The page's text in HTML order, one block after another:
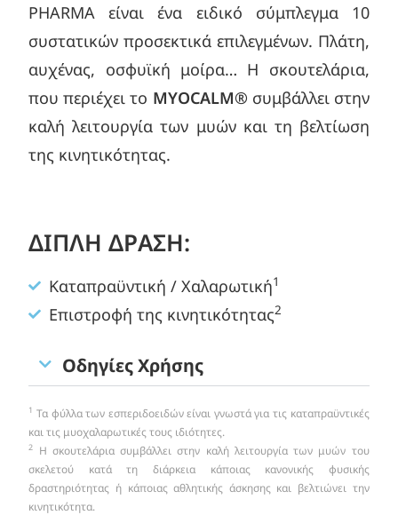
PHARMA είναι ένα ειδικό σύμπλεγμα 10
συστατικών προσεκτικά επιλεγμένων. Πλάτη,
αυχένας, οσφυϊκή μοίρα… Η σκουτελάρια,
που περιέχει το MYOCALM® συμβάλλει στην
καλή λειτουργία των μυών και τη βελτίωση
της κινητικότητας.
ΔΙΠΛΗ ΔΡΑΣΗ:
Καταπραϋντική / Χαλαρωτική1
Επιστροφή της κινητικότητας2
Οδηγίες Χρήσης
1 Τα φύλλα των εσπεριδοειδών είναι γνωστά για τις καταπραϋντικές
και τις μυοχαλαρωτικές τους ιδιότητες.
2
Η σκουτελάρια συμβάλλει στην καλή λειτουργία των μυών του
σκελετού κατά τη διάρκεια κάποιας κανονικής φυσικής
δραστηριότητας ή κάποιας αθλητικής άσκησης και βελτιώνει την
κινητικότητα.